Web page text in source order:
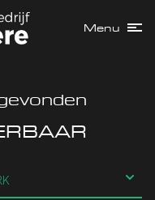
Menu